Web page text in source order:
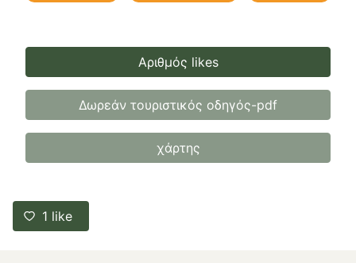
Αριθμός likes
Δωρεάν τουριστικός οδηγός-pdf
χάρτης
1 like